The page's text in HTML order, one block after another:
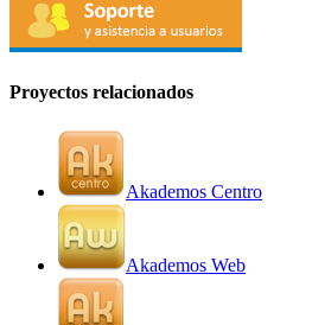
Proyectos relacionados
Akademos Centro
Akademos Web